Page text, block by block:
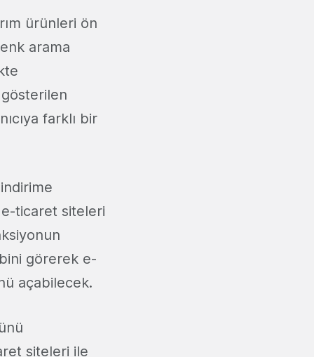
ürünleri ön
arama
farklı bir
e-ticaret siteleri
görerek e-
açabilecek.
siteleri ile